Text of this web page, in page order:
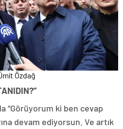
Özdağ
“Görüyorum ki ben cevap
devam ediyorsun. Ve artık